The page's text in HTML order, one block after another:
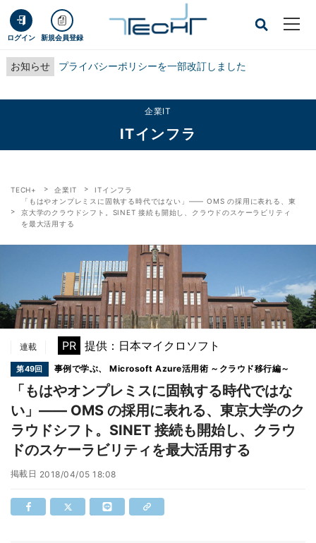
ログイン 新規会員登録
お知らせ プライバシーポリシーを一部改訂しました
企業IT
ITインフラ
TECH+ 企業IT
ITインフラ
「もはやオンプレミスに固執する時代ではない」―― OMS の採用に表れる、東
京大学のクラウドシフト。SINET 接続も開始し、クラウドのスケーラビリティ
を最大活用する
連載 PR 提供：日本マイクロソフト
第49回 事例で学ぶ、 Microsoft Azure活用術 ～クラウド移行編～
「もはやオンプレミスに固執する時代ではな
い」―― OMS の採用に表れる、東京大学のク
ラウドシフト。SINET 接続も開始し、クラウ
ドのスケーラビリティを最大活用する
掲載日 2018/04/05 18:08